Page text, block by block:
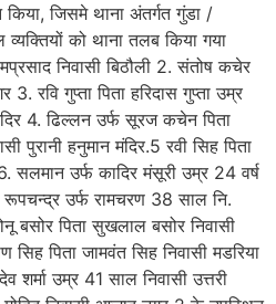
जिसमे थाना अंतर्गत गुंडा /
व्यक्तियों को थाना तलब किया गया
निवासी बिठौली 2. संतोष कचेर
रवि गुप्ता पिता हरिदास गुप्ता उम्र
4. ढिल्लन उर्फ सूरज कचेन पिता
पुरानी हनुमान मंदिर.5 रवी सिह पिता
सलमान उर्फ कादिर मंसूरी उम्र 24 वर्ष
उर्फ रामचरण 38 साल नि.
बसोर पिता सुखलाल बसोर निवासी
सिह पिता जामवंत सिह निवासी मडरिया
शर्मा उम्र 41 साल निवासी उत्तरी